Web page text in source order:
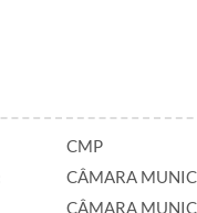
CMP
CÂMARA
CÂMARA